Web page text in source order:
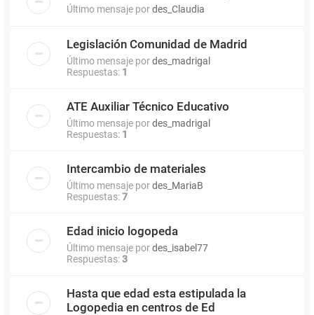
Último mensaje pordes_Claudia
Legislación Comunidad de Madrid
Último mensaje pordes_madrigal
Respuestas: 1
ATE Auxiliar Técnico Educativo
Último mensaje pordes_madrigal
Respuestas: 1
Intercambio de materiales
Último mensaje pordes_MariaB
Respuestas:7
Edad inicio logopeda
Último mensaje pordes_isabel77
Respuestas:3
Hasta que edad esta estipulada la
Logopedia en centros de Ed